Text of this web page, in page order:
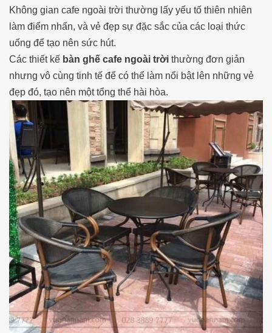
Không gian cafe ngoài trời thường lấy yếu tố thiên nhiên
làm điểm nhấn, và vẻ đẹp sự đặc sắc của các loại thức
uống để tạo nên sức hút.
Các thiết kế bàn ghế cafe ngoài trời thường đơn giản
nhưng vô cùng tinh tế để có thể làm nổi bật lên những vẻ
đẹp đó, tạo nên một tổng thể hài hòa.